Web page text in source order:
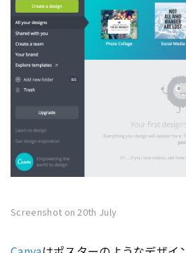
Screenshot on 20th July